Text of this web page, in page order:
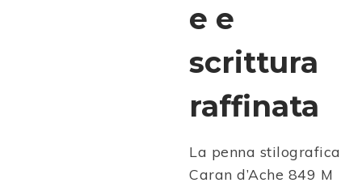
e e
scrittura
raffinata
La penna stilografica
Caran d’Ache 849 M